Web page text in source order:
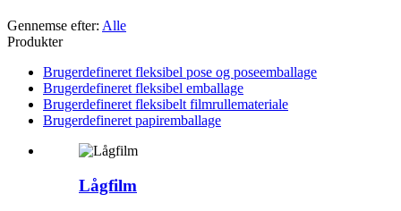
Gennemse efter: Alle
Produkter
Brugerdefineret fleksibel pose og poseemballage
Brugerdefineret fleksibel emballage
Brugerdefineret fleksibelt filmrullemateriale
Brugerdefineret papiremballage
Lågfilm